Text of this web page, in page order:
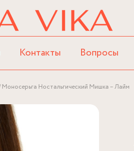
Контакты Вопросы
Моносерьга Ностальгический Мишка – Лайм